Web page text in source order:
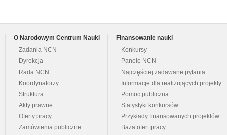
O Narodowym Centrum Nauki
Zadania NCN
Dyrekcja
Rada NCN
Koordynatorzy
Struktura
Akty prawne
Oferty pracy
Zamówienia publiczne
Finansowanie nauki
Konkursy
Panele NCN
Najczęściej zadawane pytania
Informacje dla realizujących projekty
Pomoc publiczna
Statystyki konkursów
Przykłady finansowanych projektów
Baza ofert pracy